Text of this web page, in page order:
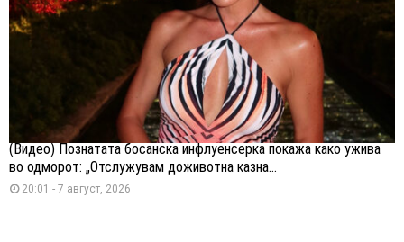
(Видео) Познатата босанска инфлуенсерка покажа како ужива
во одморот: „Отслужувам доживотна казна...
20:01 - 7 август, 2026